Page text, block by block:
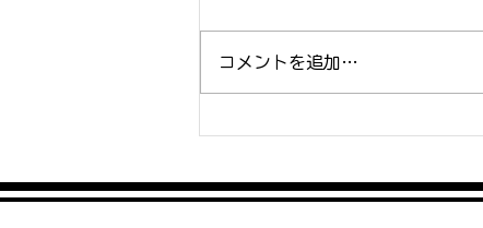
【特別告知】楠康成が、あな
コメントを追加…